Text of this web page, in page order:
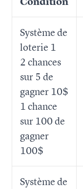
Système de
loterie 1
2 chances
sur 5 de
gagner 10$
1 chance
sur 100 de
gagner
100$
Système de